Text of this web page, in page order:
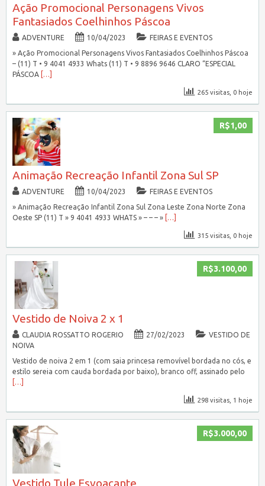
Ação Promocional Personagens Vivos
Fantasiados Coelhinhos Páscoa
ADVENTURE 10/04/2023
FEIRAS E EVENTOS
» Ação Promocional Personagens Vivos Fantasiados Coelhinhos Páscoa
– (11) T • 9 4041 4933 Whats (11) T • 9 8896 9646 CLARO “ESPECIAL
PÁSCOA […]
265 visitas, 0 hoje
R$1,00
Animação Recreação Infantil Zona Sul SP
ADVENTURE 10/04/2023
FEIRAS E EVENTOS
» Animação Recreação Infantil Zona Sul Zona Leste Zona Norte Zona
Oeste SP (11) T » 9 4041 4933 WHATS » – – – » […]
315 visitas, 0 hoje
R$3.100,00
Vestido de Noiva 2 x 1
CLAUDIA ROSSATTO ROGERIO 27/02/2023
VESTIDO DE
NOIVA
Vestido de noiva 2 em 1 (com saia princesa removível bordada no cós, e
estilo sereia com cauda bordada por baixo), branco off, assinado pelo
[…]
298 visitas, 1 hoje
R$3.000,00
Vestido Tule Esvoaçante